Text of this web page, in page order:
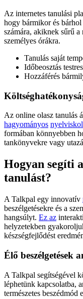
Az internetes tanulási
hogy bármikor és
számára, akiknek sűrű
személyes órákra.
Tanulás saját
Időbeosztás
Hozzáférés
Az online olasz tanulás
hagyományos
formában könnyebben
tankönyvekre vagy
Hogyan segíti
tanulást?
A Talkpal egy innovatív
beszélgetésekre és a
hangsúlyt. Ez az
helyzetekben
készségfejlődést
Élő beszélgetések
A Talkpal segítségével
léphetünk kapcsolatba,
természetes beszédmód